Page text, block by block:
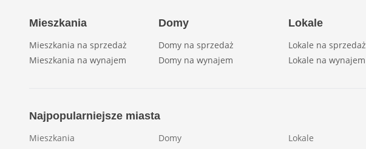
Mieszkania
Mieszkania na sprzedaż
Mieszkania na wynajem
Domy
Domy na sprzedaż
Domy na wynajem
Lokale
Lokale na sprzedaż
Lokale na wynajem
Najpopularniejsze miasta
Mieszkania
Domy
Lokale